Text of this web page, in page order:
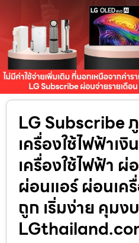
LG Subscribe
เครื่องใช้ไฟฟ้าเ
เครื่องใช้ไฟฟ้า
ผ่อนแอร์ ผ่อนเค
ถูก เริ่มง่าย คุมง